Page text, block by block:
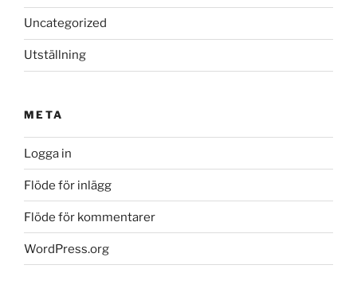
Uncategorized
Utställning
META
Logga in
Flöde för inlägg
Flöde för kommentarer
WordPress.org